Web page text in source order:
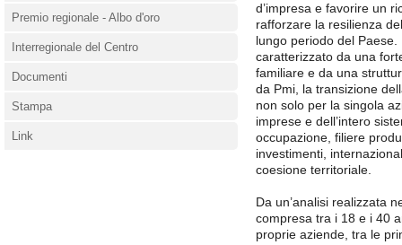
d’impresa e favorire un
rafforzare la resilienza
lungo periodo del
caratterizzato da una
familiare e da una
da Pmi, la transizione
non solo per la singola
imprese e dell’intero
occupazione, filiere
investimenti,
coesione territoriale.
Da un’analisi realizzata
compresa tra i 18 e i 40
proprie aziende, tra le
Premio regionale - Albo d'oro
Interregionale del Centro
Documenti
Stampa
Link